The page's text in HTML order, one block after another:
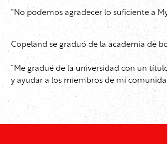
“No podemos agradecer lo suficiente a
Copeland se graduó de la academia de
“Me gradué de la universidad con un
y ayudar a los miembros de mi